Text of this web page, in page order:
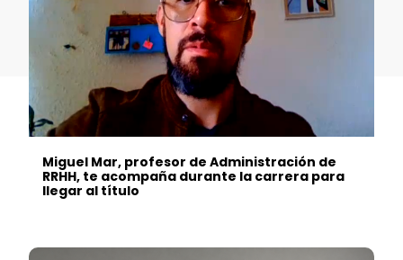
Miguel Mar, profesor de Administración de
RRHH, te acompaña durante la carrera para
llegar al título